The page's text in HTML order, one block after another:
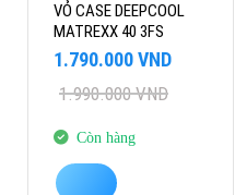
VỎ CASE DEEPCOOL
MATREXX 40 3FS
1.990.000VND
Giá
là:
1.790.000VND
Giá
tại
1.790.000 VND.
Còn hàng